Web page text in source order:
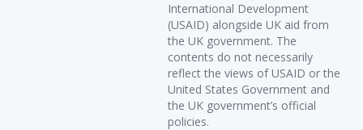
International Development
(USAID) alongside UK aid from
the UK government. The
contents do not necessarily
reflect the views of USAID or the
United States Government and
the UK government’s official
policies.